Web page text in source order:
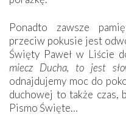
Ponadto zawsze
przeciw pokusie jest
Święty Paweł w Liście
miecz Ducha, to jest
odnajdujemy moc do
duchowej to także czas,
Pismo Święte…